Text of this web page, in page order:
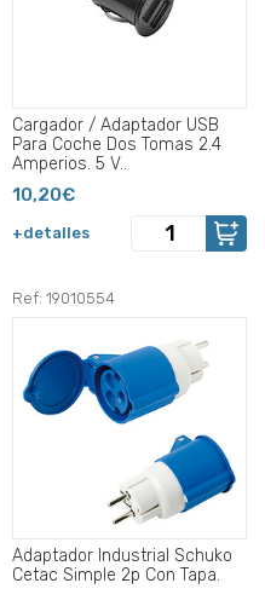
Cargador / Adaptador USB
Para Coche Dos Tomas 2.4
Amperios. 5 V..
10,20€
+detalles
Ref: 19010554
Adaptador Industrial Schuko
Cetac Simple 2p Con Tapa.